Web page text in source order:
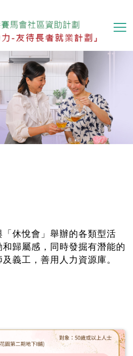
主
內
容
休悅會」舉辦的各類型活
歸屬感，同時發掘有潛能的
義工，善用人力資源庫。